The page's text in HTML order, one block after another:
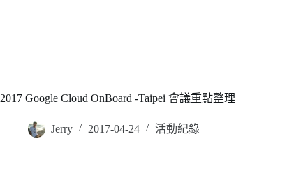
2017 Google Cloud OnBoard -Taipei 會議重點整理
Jerry 2017-04-24 活動紀錄